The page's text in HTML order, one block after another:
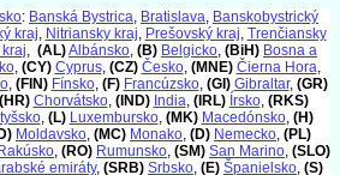
: Banská Bystrica, Bratislava, Banskobystrický
kraj, Nitriansky kraj, Prešovský kraj, Trenčiansky
, (AL)Albánsko, (B) Belgicko, (BiH) Bosna a
, (CY) Cyprus, (CZ) Česko, (MNE) Čierna Hora,
, (FIN) Fínsko, (F) Francúzsko, (GI) Gibraltar, (GR)
(HR) Chorvátsko, (IND) India, (IRL) Írsko, (RKS)
, (L) Luxembursko, (MK) Macedónsko, (H)
Moldavsko, (MC) Monako, (D) Nemecko, (PL)
Rakúsko, (RO) Rumunsko, (SM) San Marino, (SLO)
emiráty, (SRB) Srbsko, (E) Španielsko, (S)